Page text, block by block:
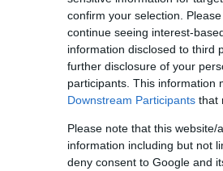
confirm your selection.
continue seeing interest-
information disclosed to third
further disclosure of your
participants. This information
Downstream Participants that
Please note that this
information including but not
deny consent to Google and